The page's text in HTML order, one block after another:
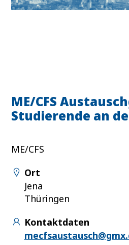
ME/CFS
Studierende an
ME/CFS
Ort
Jena
Thüringen
Kontaktdaten